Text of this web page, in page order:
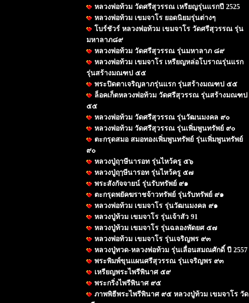
หลวงพ่อท้วม วัดศรีสุวรรณ เหรียญรุ่นแรกปี 2525
หลวงพ่อท้วม เขมจาโร ยอดนิยมรุ่นต่างๆ
โบร์ชัวร์ หลวงพ่อท้วม เขมจาโร วัดศรีสุวรรณ รุ่น
มหาลาภ๘๙
หลวงพ่อท้วม วัดศรีสุวรรณ รุ่นมหาลาภ ๘๙
หลวงพ่อท้วม เขมจาโร เหรียญหล่อโบราณรุ่นแรก
รุ่นสร้างมณฑป ๕๕
พระปิดตาเจริญลาภรุ่นแรก รุ่นสร้างมณฑป ๕๕
ล็อคเก็ตหลวงพ่อท้วม วัดศรีสุวรรณ รุ่นสร้างมณฑป
๕๕
หลวงพ่อท้วม วัดศรีสุวรรณ รุ่นวัฒนมงคล ๙๐
หลวงพ่อท้วม วัดศรีสุวรรณ รุ่นเพิ่มพูนทรัพย์ ๙๐
ตะกรุดสมอ สมอทองเพิ่มพูนทรัพย์ รุ่นเพิ่มพูนทรัพย์
๙๐
หลวงปู่ฤาษีนารอท รุ่นไหว้ครู ๕๖
หลวงปู่ฤๅษีนารอท รุ่นไหว้ครู ๕๗
พระสังกัจจายน์ รุ่นรับทรัพย์ ๙๑
ตะกรุดพยัคฆราชจ้าวทรัพย์ รุ่นรับทรัพย์ ๙๑
หลวงพ่อท้วม เขมจาโร รุ่นวัฒนมงคล ๙๑
หลวงปู่ท้วม เขมจาโร รุ่นเจ้าสัว 91
หลวงปู่ท้วม เขมจาโร รุ่นฉลองพัดยศ ๕๗
หลวงพ่อท้วม เขมจาโร รุ่นเจริญพร ๙๓
หลวงปู่ทวด-หลวงพ่อท้วม รุ่นเลื่อนสมณศักดิ์ ปี 2557
พระพิมพ์ขุนแผนศรีสุวรรณ รุ่นเจริญพร ๙๓
เหรียญพระไพรีพินาศ ๕๙
พระกริ่งไพรีพินาศ ๙๕
ภาพพิธีพระไพรีพินาศ ๙๕ หลวงปู่ท้วม เขมจาโร วัด